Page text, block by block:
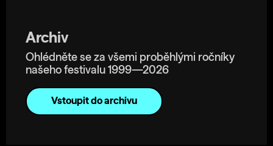
Archiv
Ohlédněte se za všemi proběhlými ročníky
našeho festivalu 1999—2026
Vstoupit do archivu